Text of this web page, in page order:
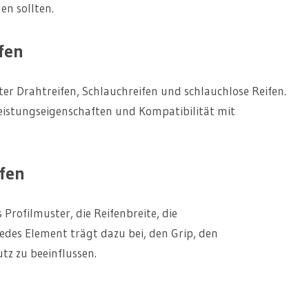
sollten.
Drahtreifen, Schlauchreifen und schlauchlose Reifen.
und Kompatibilität mit
die Reifenbreite, die
Element trägt dazu bei, den Grip, den
zu beeinflussen.